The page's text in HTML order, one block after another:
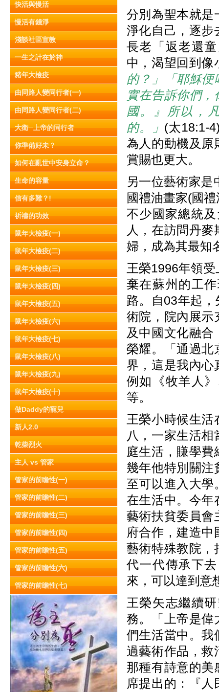
快活與慢活
慢活有錢淨
淺談社區宣教
一生之計在於神
豬年大檢疫
由同路人變同行者(一)
由同路人變同行者(二)
大衛─上帝的同行者
你準備好未？
如何在亂世中安身立命？
生命的容量
信有多難？!
祈禱的功效
鼠年大檢疫(一)
鼠年大檢疫(二)
鼠年大檢疫(三)
鼠年大檢疫(四)
鼠年大檢疫(五)
鼠年大檢疫(六)
鼠年大檢疫(七)
鼠年大檢疫(八)
鼠年大檢疫(九)
鼠年大檢疫(十)
做Daddy的寵兒
新人2.0
乾柴烈火
主人 vs 管家
管家的前瞻性(一)
管家的前瞻性(二)
管家的前瞻性(三)
管家的前瞻性(四)
管家的前瞻性(五)
管家的前瞻性(六)
管家的前瞻性(七)
分別為聖本就是
淨化自己，逐步
長老「返老還
中，渴望回到像
的？」「耶穌
實在告訴你們
國。』所以，
的。」 (太18:1-
為人的動機及原
賞賜也更大。
另一位藝術家是
國禮油畫家(國
不少國家總統
人，在訪問丹
婦，成為其最知
王榮1996年領
棄在蘇州的工
路。自03年起
術院，院內展示
及中國文化融
榮耀。「通過北
界，這是我內心
例如《牧羊人
等。
王榮小時候生活
八，一家生活
庭生活，賺學
幾年他特別關注
至可以進入大學
在生活中。今年
藝術扶貧委員會
府合作，建造
藝術特殊教院，
代一代傳承下
來，可以達到意
王榮矢志繼續
務。「上帝是偉
們生活當中。我
過藝術作品，救
那種有詩意的美
席提出的：『